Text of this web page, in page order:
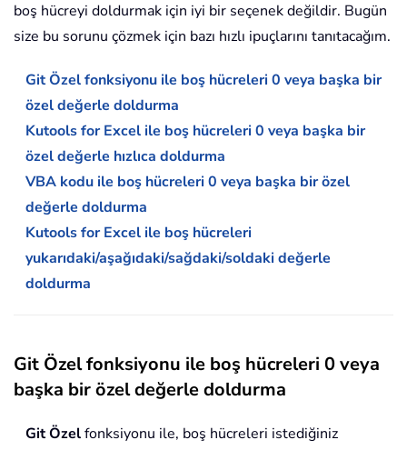
boş hücreyi doldurmak için iyi bir seçenek değildir. Bugün
size bu sorunu çözmek için bazı hızlı ipuçlarını tanıtacağım.
Git Özel fonksiyonu ile boş hücreleri 0 veya başka bir
özel değerle doldurma
Kutools for Excel ile boş hücreleri 0 veya başka bir
özel değerle hızlıca doldurma
VBA kodu ile boş hücreleri 0 veya başka bir özel
değerle doldurma
Kutools for Excel ile boş hücreleri
yukarıdaki/aşağıdaki/sağdaki/soldaki değerle
doldurma
Git Özel fonksiyonu ile boş hücreleri 0 veya
başka bir özel değerle doldurma
Git Özelfonksiyonu ile, boş hücreleri istediğiniz